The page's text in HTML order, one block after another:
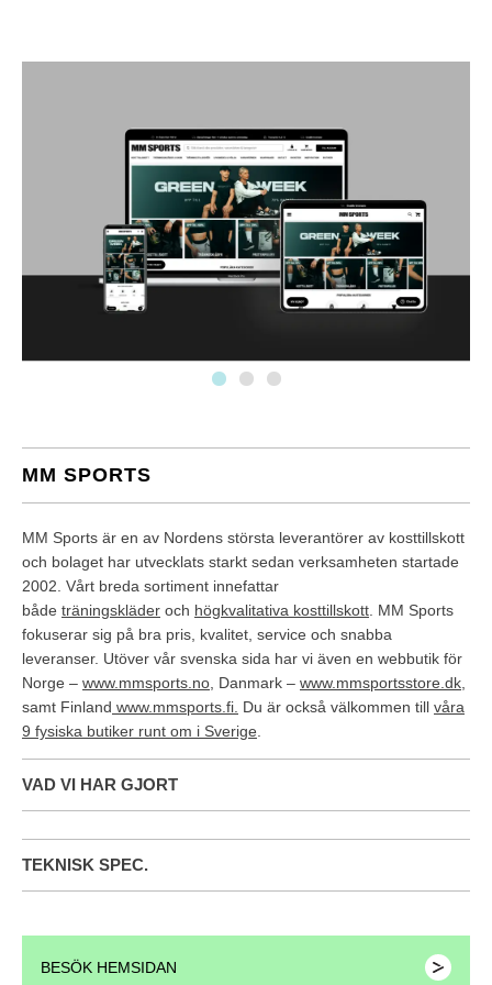
MM SPORTS
MM Sports är en av Nordens största leverantörer av kosttillskott
och bolaget har utvecklats starkt sedan verksamheten startade
2002. Vårt breda sortiment innefattar
både träningskläder och högkvalitativa kosttillskott . MM Sports
fokuserar sig på bra pris, kvalitet, service och snabba
leveranser. Utöver vår svenska sida har vi även en webbutik för
Norge – www.mmsports.no , Danmark – www.mmsportsstore.dk
samt Finland www.mmsports.fi. Du är också välkommen till våra
9 fysiska butiker runt om i Sverige
VAD VI HAR GJORT
TEKNISK SPEC.
BESÖK HEMSIDAN